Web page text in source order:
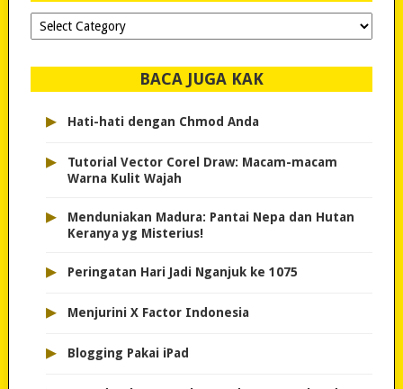
Dipilih-
dipilih..
BACA JUGA KAK
▸ Hati-hati dengan Chmod Anda
▸
Tutorial Vector Corel Draw: Macam-macam
Warna Kulit Wajah
▸
Menduniakan Madura: Pantai Nepa dan Hutan
Keranya yg Misterius!
▸ Peringatan Hari Jadi Nganjuk ke 1075
▸ Menjurini X Factor Indonesia
▸ Blogging Pakai iPad